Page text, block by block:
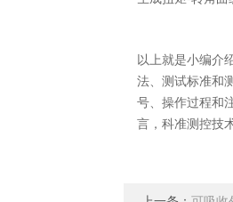
以上就是小编介
法、测试标准和
号、操作过程和
言，科准测控技